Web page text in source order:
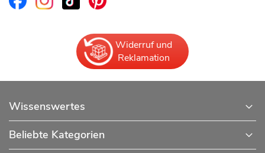
Widerruf und
Reklamation
Wissenswertes
Beliebte Kategorien